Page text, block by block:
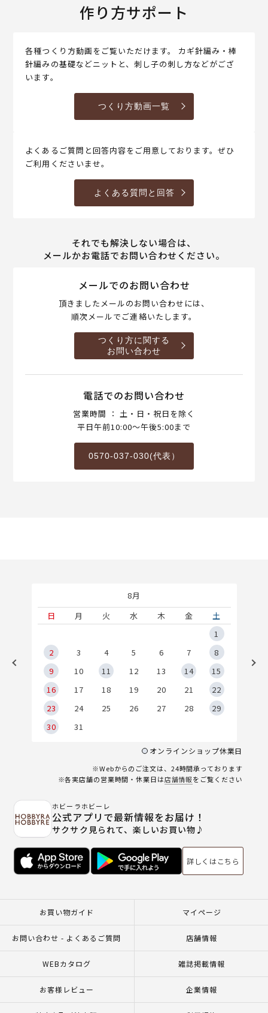
作り方サポート
各種つくり方動画をご覧いただけます。 カギ針編み・棒
針編みの基礎などニットと、刺し子の刺し方などがござ
います。
つくり方動画一覧
よくあるご質問と回答内容をご用意しております。ぜひ
ご利用くださいませ。
よくある質問と回答
それでも解決しない場合は、
メールかお電話でお問い合わせください。
メールでのお問い合わせ
頂きましたメールのお問い合わせには、
順次メールでご連絡いたします。
つくり方に関する
お問い合わせ
電話でのお問い合わせ
営業時間 ： 土・日・祝日を除く
平日午前10:00～午後5:00まで
0570-037-030(代表）
8月
日
月 火 水 木 金
土
1
2
3 4 5 6 7
8
9
10 11 12 13 14
15
16
17 18 19 20 21
22
23
24 25 26 27 28
29
30
31
オンラインショップ休業日
※Webからのご注文は、24時間承っております
※各実店舗の営業時間・休業日は店舗情報をご覧ください
ホビーラホビーレ
公式アプリで最新情報をお届け！
サクサク見られて、楽しいお買い物♪
詳しくはこちら
お買い物ガイド マイページ
お問い合わせ - よくあるご質問 店舗情報
WEBカタログ 雑誌掲載情報
お客様レビュー 企業情報